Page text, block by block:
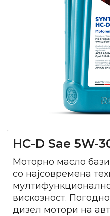
HC-D Sae 5W-
Моторно масло
со најсовремена
вискозност.
дизел мотори на